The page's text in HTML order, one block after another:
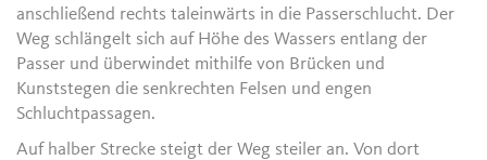
anschließend rechts taleinwärts in die Passerschlucht. Der
Weg schlängelt sich auf Höhe des Wassers entlang der
Passer und überwindet mithilfe von Brücken und
Kunststegen die senkrechten Felsen und engen
Schluchtpassagen.
Auf halber Strecke steigt der Weg steiler an. Von dort